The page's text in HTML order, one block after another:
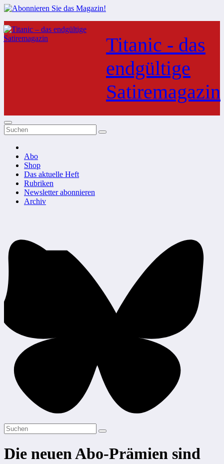
Zum
Inhalt
springen
Titanic - das
endgültige
Satiremagazin
Abo
Shop
Das aktuelle Heft
Rubriken
Newsletter abonnieren
Archiv
Die neuen Abo-Prämien sind